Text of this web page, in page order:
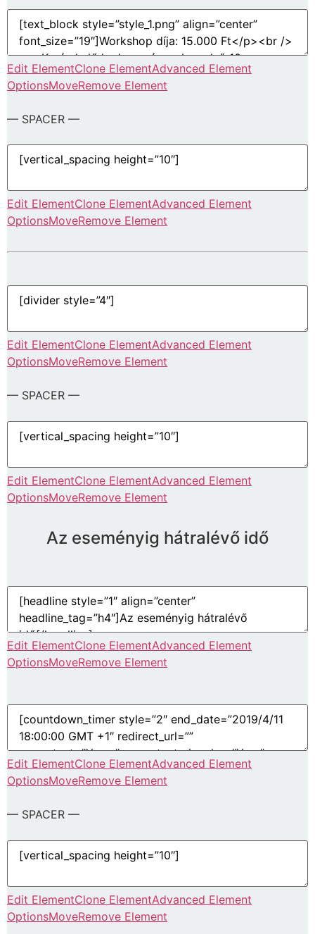
Edit ElementClone ElementAdvanced Element
OptionsMoveRemove Element
— SPACER —
Edit ElementClone ElementAdvanced Element
OptionsMoveRemove Element
Edit ElementClone ElementAdvanced Element
OptionsMoveRemove Element
— SPACER —
Edit ElementClone ElementAdvanced Element
OptionsMoveRemove Element
Az eseményig hátralévő idő
Edit ElementClone ElementAdvanced Element
OptionsMoveRemove Element
Edit ElementClone ElementAdvanced Element
OptionsMoveRemove Element
— SPACER —
Edit ElementClone ElementAdvanced Element
OptionsMoveRemove Element